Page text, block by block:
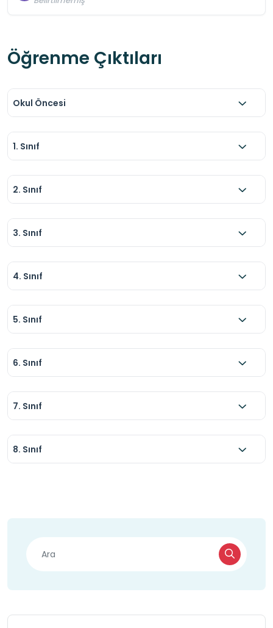
Öğrenme Çıktıları
Okul Öncesi
1. Sınıf
2. Sınıf
3. Sınıf
4. Sınıf
5. Sınıf
6. Sınıf
7. Sınıf
8. Sınıf